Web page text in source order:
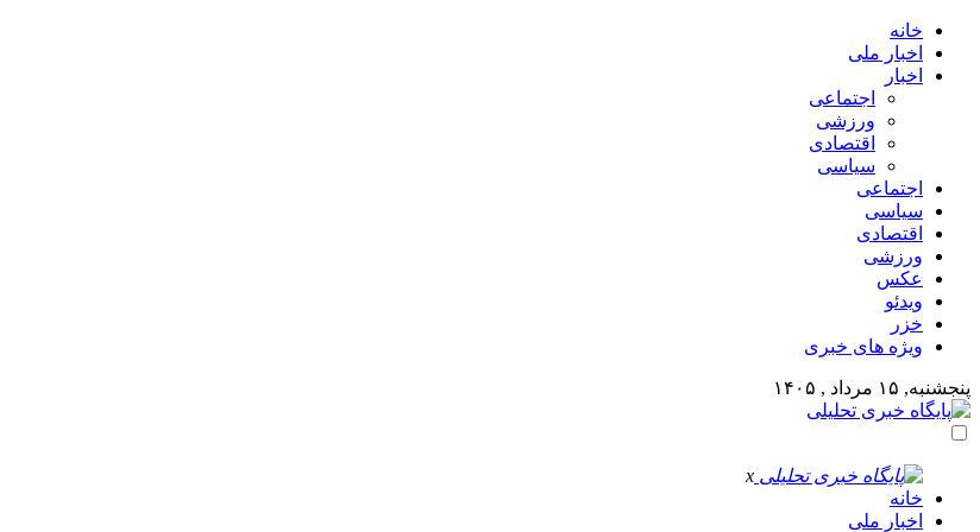
خانه
اخبار ملی
اخبار
اجتماعی
ورزشی
اقتصادی
سیاسی
اجتماعی
سیاسی
اقتصادی
ورزشی
عکس
ویدئو
خزر
ویژه های خبری
پنجشنبه, ۱۵ مرداد , ۱۴۰۵
x
خانه
اخبار ملی